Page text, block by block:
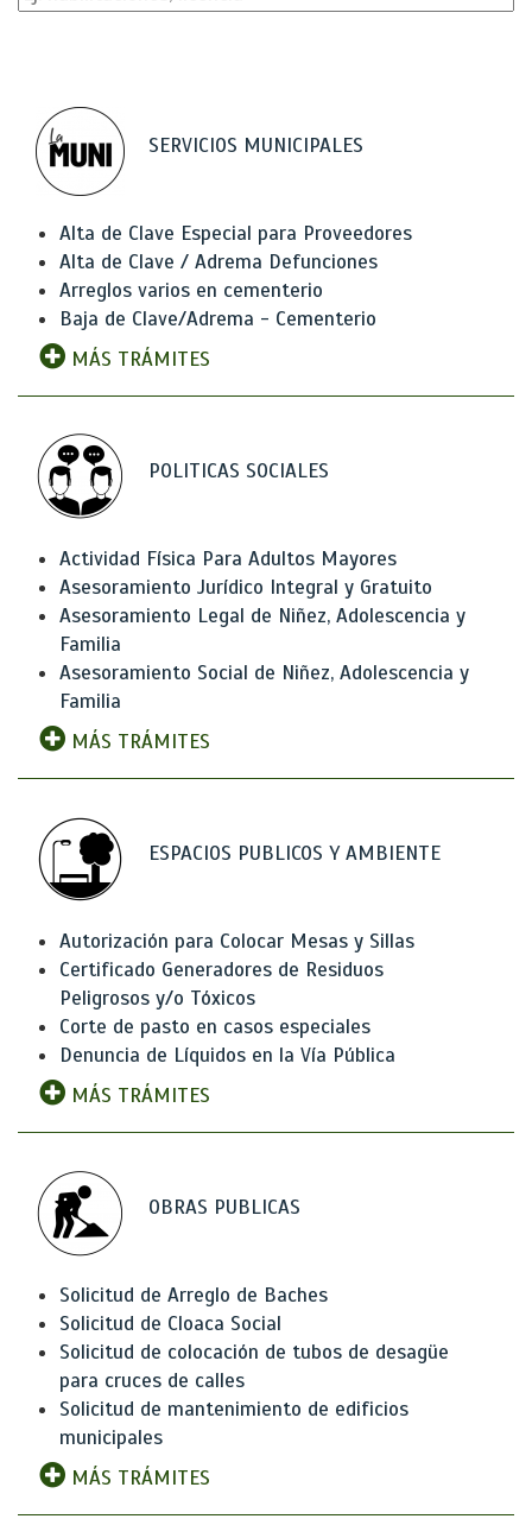
SERVICIOS MUNICIPALES
Alta de Clave Especial para Proveedores
Alta de Clave / Adrema Defunciones
Arreglos varios en cementerio
Baja de Clave/Adrema - Cementerio
MÁS TRÁMITES
POLITICAS SOCIALES
Actividad Física Para Adultos Mayores
Asesoramiento Jurídico Integral y Gratuito
Asesoramiento Legal de Niñez, Adolescencia y
Familia
Asesoramiento Social de Niñez, Adolescencia y
Familia
MÁS TRÁMITES
ESPACIOS PUBLICOS Y AMBIENTE
Autorización para Colocar Mesas y Sillas
Certificado Generadores de Residuos
Peligrosos y/o Tóxicos
Corte de pasto en casos especiales
Denuncia de Líquidos en la Vía Pública
MÁS TRÁMITES
OBRAS PUBLICAS
Solicitud de Arreglo de Baches
Solicitud de Cloaca Social
Solicitud de colocación de tubos de desagüe
para cruces de calles
Solicitud de mantenimiento de edificios
municipales
MÁS TRÁMITES